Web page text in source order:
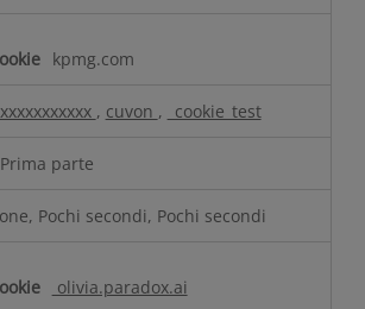
kpmg.com
, cuvon , _cookie_test
Prima parte
Pochi secondi, Pochi secondi
olivia.paradox.ai